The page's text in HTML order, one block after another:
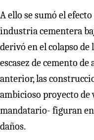
A ello se sumó el
industria cementera
derivó en el colapso
escasez de cemento
anterior, las
ambicioso proyecto de
mandatario- figuran
daños.